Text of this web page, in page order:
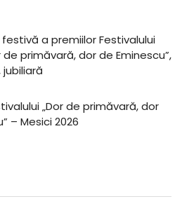
a premiilor Festivalului
de primăvară, dor de Eminescu”,
„Dor de primăvară, dor
– Mesici 2026